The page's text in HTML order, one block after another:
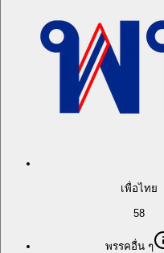
เพื่อไทย
58
พรรคอื่น ๆ